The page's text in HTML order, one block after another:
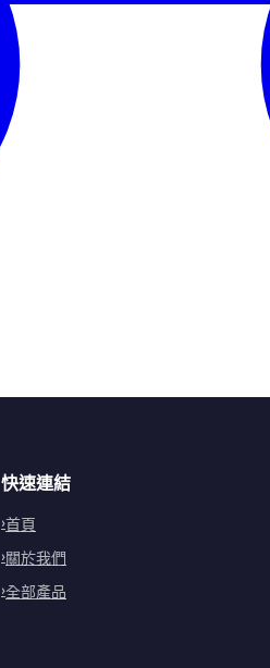
快速連結
首頁
關於我們
全部產品